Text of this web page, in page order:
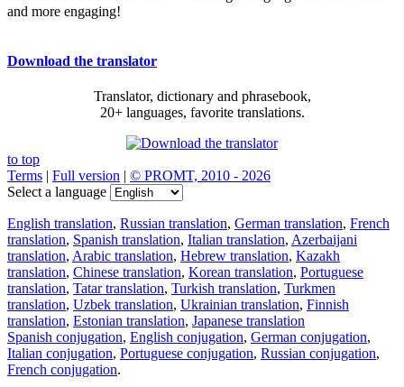
and more engaging!
Download the translator
Translator, dictionary and phrasebook,
20+ languages, favorite translations.
to top
Terms | Full version | © PROMT, 2010 - 2026
Select a language
English translation, Russian translation, German translation, French
translation, Spanish translation, Italian translation, Azerbaijani
translation, Arabic translation, Hebrew translation, Kazakh
translation, Chinese translation, Korean translation, Portuguese
translation, Tatar translation, Turkish translation, Turkmen
translation, Uzbek translation, Ukrainian translation, Finnish
translation, Estonian translation, Japanese translation
Spanish conjugation, English conjugation, German conjugation,
Italian conjugation, Portuguese conjugation, Russian conjugation,
French conjugation.